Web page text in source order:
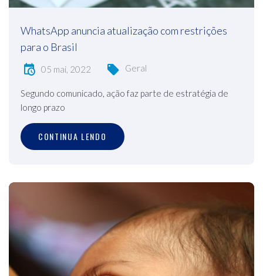
WhatsApp anuncia atualização com restrições
para o Brasil
05 mai, 2022 Geral
Segundo comunicado, ação faz parte de estratégia de
longo prazo
CONTINUA LENDO